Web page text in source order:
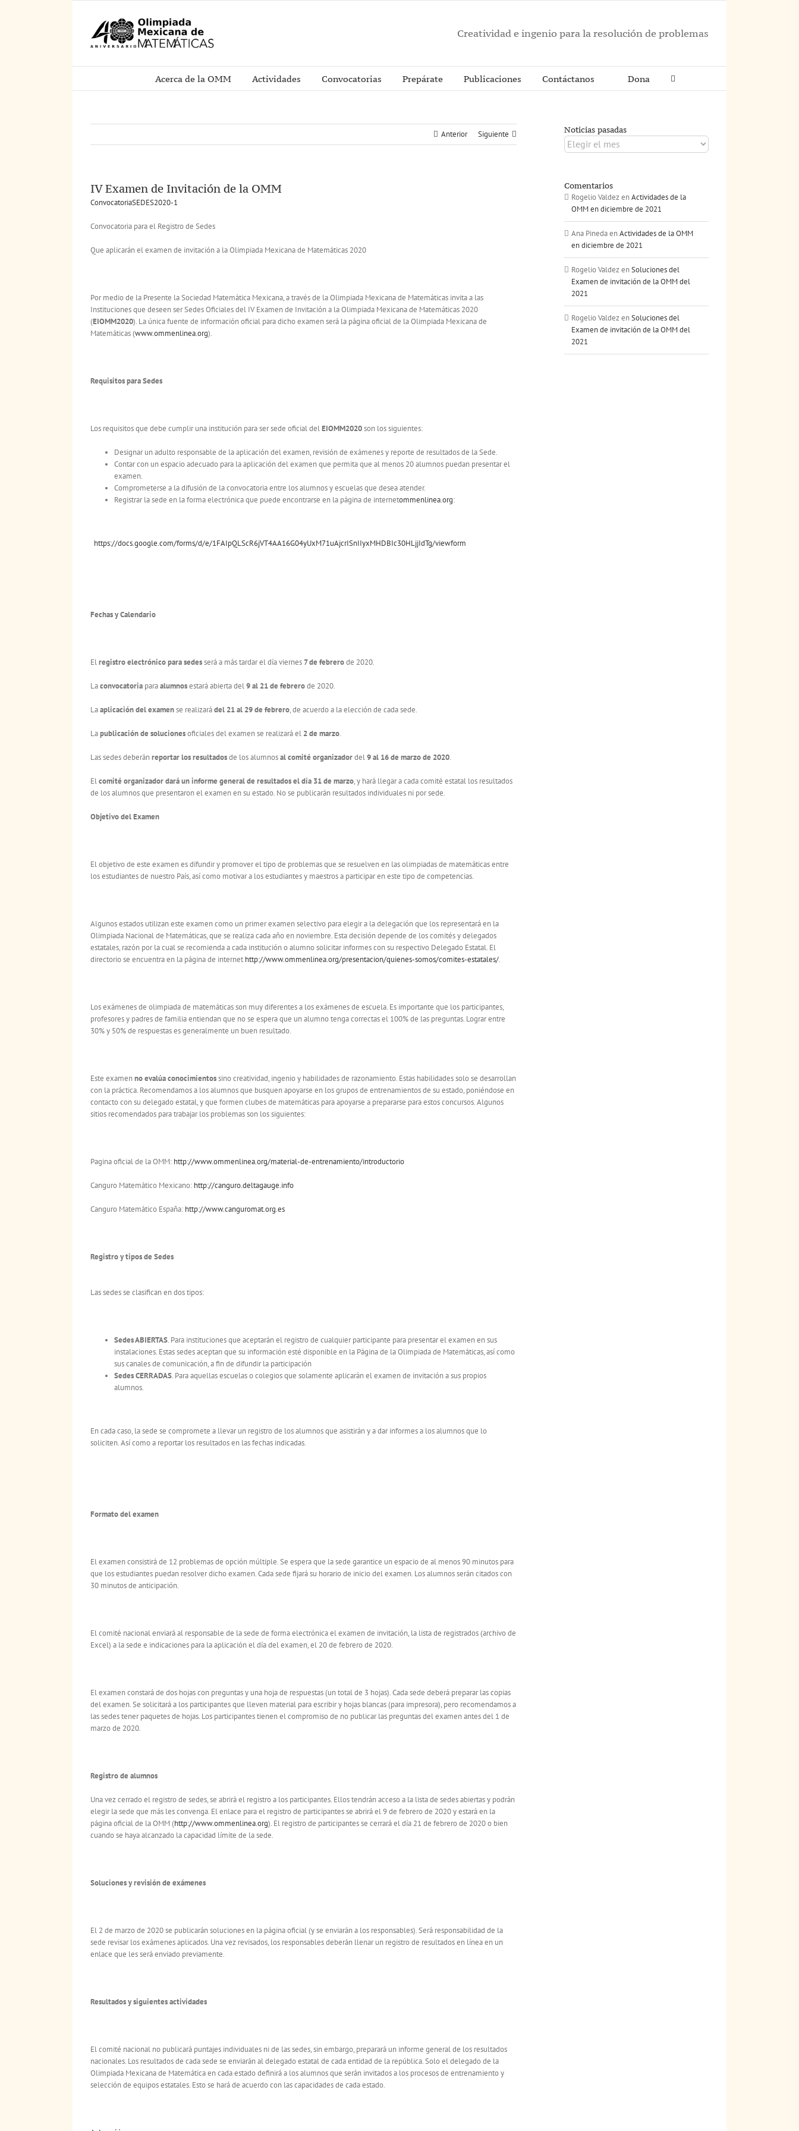
Creatividad e ingenio para la resolución de problemas
Acerca de la OMM Actividades Convocatorias Prepárate Publicaciones Contáctanos Dona
Anterior Siguiente
IV Examen de Invitación de la OMM
ConvocatoriaSEDES2020-1
Convocatoria para el Registro de Sedes
Que aplicarán el examen de invitación a la Olimpiada Mexicana de Matemáticas 2020
Por medio de la Presente la Sociedad Matemática Mexicana, a través de la Olimpiada Mexicana de Matemáticas invita a las
Instituciones que deseen ser Sedes Oficiales del IV Examen de Invitación a la Olimpiada Mexicana de Matemáticas 2020
(EIOMM2020). La única fuente de información oficial para dicho examen será la página oficial de la Olimpiada Mexicana de
Matemáticas (www.ommenlinea.org).
Requisitos para Sedes
Los requisitos que debe cumplir una institución para ser sede oficial delEIOMM2020son los siguientes:
Designar un adulto responsable de la aplicación del examen, revisión de exámenes y reporte de resultados de la Sede.
Contar con un espacio adecuado para la aplicación del examen que permita que al menos 20 alumnos puedan presentar el
examen.
Comprometerse a la difusión de la convocatoria entre los alumnos y escuelas que desea atender.
Registrar la sede en la forma electrónica que puede encontrarse en la página de internetommenlinea.org:
https://docs.google.com/forms/d/e/1FAIpQLScR6jVT4AA16G04yUxM71uAjcrISnIIyxMHDBIc30HLjjIdTg/viewform
Fechas y Calendario
Elregistro electrónico para sedesserá a más tardar el día viernes7 de febrerode 2020.
Laconvocatoria paraalumnosestará abierta del9 al 21 de febrerode 2020.
Laaplicación del examense realizarádel 21 al 29 de febrero, de acuerdo a la elección de cada sede.
Lapublicación de solucionesoficiales del examen se realizará el 2 de marzo.
Las sedes deberánreportar los resultadosde los alumnosal comité organizadordel9 al 16 de marzo de 2020.
Elcomité organizador daráun informe general de resultados el día 31 de marzo, y hará llegar a cada comité estatal los resultados
de los alumnos que presentaron el examen en su estado. No se publicarán resultados individuales ni por sede.
Objetivo del Examen
El objetivo de este examen es difundir y promover el tipo de problemas que se resuelven en las olimpiadas de matemáticas entre
los estudiantes de nuestro País, así como motivar a los estudiantes y maestros a participar en este tipo de competencias.
Algunos estados utilizan este examen como un primer examen selectivo para elegir a la delegación que los representará en la
Olimpiada Nacional de Matemáticas, que se realiza cada año en noviembre. Esta decisión depende de los comités y delegados
estatales, razón por la cual se recomienda a cada institución o alumno solicitar informes con su respectivo Delegado Estatal. El
directorio se encuentra en la página de internet http://www.ommenlinea.org/presentacion/quienes-somos/comites-estatales/.
Los exámenes de olimpiada de matemáticas son muy diferentes a los exámenes de escuela. Es importante que los participantes,
profesores y padres de familia entiendan que no se espera que un alumno tenga correctas el 100% de las preguntas. Lograr entre
30% y 50% de respuestas es generalmente un buen resultado.
Este examenno evalúa conocimientossino creatividad, ingenio y habilidades de razonamiento. Estas habilidades solo se desarrollan
con la práctica. Recomendamos a los alumnos que busquen apoyarse en los grupos de entrenamientos de su estado, poniéndose en
contacto con su delegado estatal, y que formen clubes de matemáticas para apoyarse a prepararse para estos concursos. Algunos
sitios recomendados para trabajar los problemas son los siguientes:
Pagina oficial de la OMM: http://www.ommenlinea.org/material-de-entrenamiento/introductorio
Canguro Matemático Mexicano: http://canguro.deltagauge.info
Canguro Matemático España: http://www.canguromat.org.es
Registro y tipos de Sedes
Las sedes se clasifican en dos tipos:
Sedes ABIERTAS. Para instituciones que aceptarán el registro de cualquier participante para presentar el examen en sus
instalaciones. Estas sedes aceptan que su información esté disponible en la Página de la Olimpiada de Matemáticas, así como
sus canales de comunicación, a fin de difundir la participación
Sedes CERRADAS. Para aquellas escuelas o colegios que solamente aplicarán el examen de invitación a sus propios
alumnos.
En cada caso, la sede se compromete a llevar un registro de los alumnos que asistirán y a dar informes a los alumnos que lo
soliciten. Así como a reportar los resultados en las fechas indicadas.
Formato del examen
El examen consistirá de 12 problemas de opción múltiple. Se espera que la sede garantice un espacio de al menos 90 minutos para
que los estudiantes puedan resolver dicho examen. Cada sede fijará su horario de inicio del examen. Los alumnos serán citados con
30 minutos de anticipación.
El comité nacional enviará al responsable de la sede de forma electrónica el examen de invitación, la lista de registrados (archivo de
Excel) a la sede e indicaciones para la aplicación el día del examen, el 20 de febrero de 2020.
El examen constará de dos hojas con preguntas y una hoja de respuestas (un total de 3 hojas). Cada sede deberá preparar las copias
del examen. Se solicitará a los participantes que lleven material para escribir y hojas blancas (para impresora), pero recomendamos a
las sedes tener paquetes de hojas. Los participantes tienen el compromiso de no publicar las preguntas del examen antes del 1 de
marzo de 2020.
Registro de alumnos
Una vez cerrado el registro de sedes, se abrirá el registro a los participantes. Ellos tendrán acceso a la lista de sedes abiertas y podrán
elegir la sede que más les convenga. El enlace para el registro de participantes se abrirá el 9 de febrero de 2020 y estará en la
página oficial de la OMM (http://www.ommenlinea.org). El registro de participantes se cerrará el día 21 de febrero de 2020 o bien
cuando se haya alcanzado la capacidad límite de la sede.
Soluciones y revisión de exámenes
El 2 de marzo de 2020 se publicarán soluciones en la página oficial (y se enviarán a los responsables). Será responsabilidad de la
sede revisar los exámenes aplicados. Una vez revisados, los responsables deberán llenar un registro de resultados en línea en un
enlace que les será enviado previamente.
Resultados y siguientes actividades
El comité nacional no publicará puntajes individuales ni de las sedes, sin embargo, preparará un informe general de los resultados
nacionales. Los resultados de cada sede se enviarán al delegado estatal de cada entidad de la república. Solo el delegado de la
Olimpiada Mexicana de Matemática en cada estado definirá a los alumnos que serán invitados a los procesos de entrenamiento y
selección de equipos estatales. Esto se hará de acuerdo con las capacidades de cada estado.
Noticias pasadas
Noticias
pasadas
Comentarios
Rogelio ValdezenActividades de la
OMM en diciembre de 2021
Ana PinedaenActividades de la OMM
en diciembre de 2021
Rogelio ValdezenSoluciones del
Examen de invitación de la OMM del
2021
Rogelio ValdezenSoluciones del
Examen de invitación de la OMM del
2021